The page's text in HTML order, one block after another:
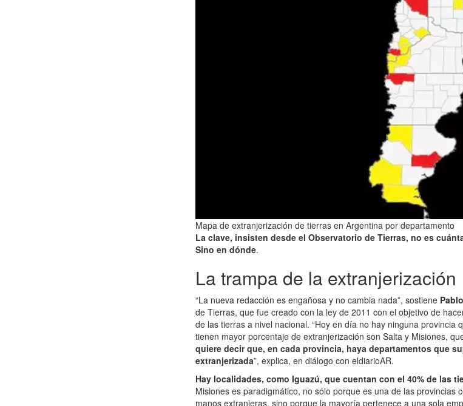
Mapa de extranjerización de tierras en Argentina por departamento
La clave, insisten desde el Observatorio de Tierras, no es
Sino en dónde.
La trampa de la extranjerización
“La nueva redacción es engañosa y no cambia nada”, sostiene
de Tierras, que fue creado con la ley de 2011 con el objetivo de
de las tierras a nivel nacional. “Hoy en día no hay ninguna provincia
tienen mayor porcentaje de extranjerización son Salta y Misiones,
quiere decir que, en cada provincia, haya departamentos que
extranjerizada”, explica, en diálogo con eldiarioAR.
Hay localidades, como Iguazú, que cuentan con el 40% de las
Misiones es paradigmático, no sólo porque es una de las provincias
manos extranjeras, sino porque la mayoría pertenece a una sola